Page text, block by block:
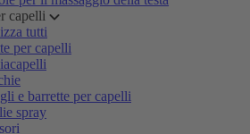
capelli
tutti
per capelli
e barrette per capelli
spray